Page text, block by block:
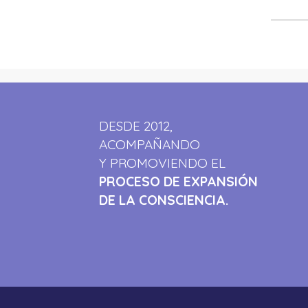
DESDE 2012,
ACOMPAÑANDO
Y PROMOVIENDO EL
PROCESO DE EXPANSIÓN
DE LA CONSCIENCIA.